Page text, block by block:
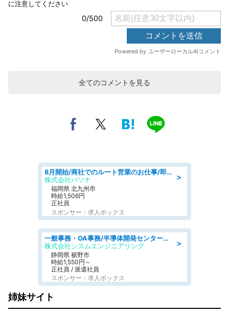
全てのコメントを見る
＞
8月開始/商社でのルート営業のお仕事/即日勤務可/車通勤可/営業
株式会社パソナ
福岡県 北九州市
時給1,506円
正社員
スポンサー：求人ボックス
＞
一般事務・OA事務/半導体開発センター内で事務&軽作業スタッフ、募集
株式会社シスムエンジニアリング
静岡県 裾野市
時給1,550円～
正社員 / 派遣社員
スポンサー：求人ボックス
姉妹サイト